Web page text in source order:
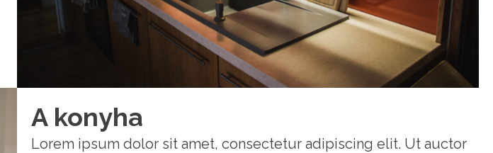
A konyha
Lorem ipsum dolor sit amet, consectetur adipiscing elit. Ut auctor